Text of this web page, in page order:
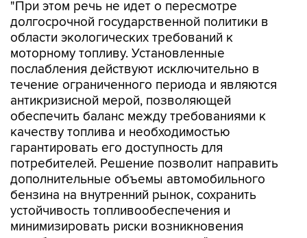
области экологических требований к
моторному топливу. Установленные
послабления действуют исключительно в
течение ограниченного периода и являются
антикризисной мерой, позволяющей
обеспечить баланс между требованиями к
качеству топлива и необходимостью
гарантировать его доступность для
потребителей. Решение позволит направить
дополнительные объемы автомобильного
бензина на внутренний рынок, сохранить
устойчивость топливообеспечения и
минимизировать риски возникновения
перебоев с поставками топлива", -
подчеркивается в сообщении.